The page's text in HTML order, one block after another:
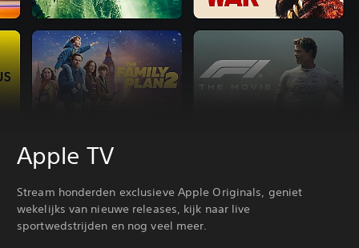
Apple TV
Stream honderden exclusieve Apple Originals, geniet
wekelijks van nieuwe releases, kijk naar live
sportwedstrijden en nog veel meer.